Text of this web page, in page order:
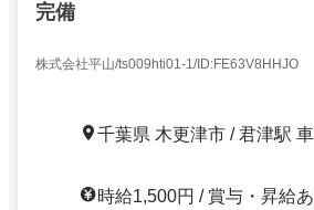
完備
株式会社平山/ts009hti01-1/ID:FE63V8HHJO
千葉県 木更津市 / 君津駅
時給1,500円 / 賞与・昇給あ